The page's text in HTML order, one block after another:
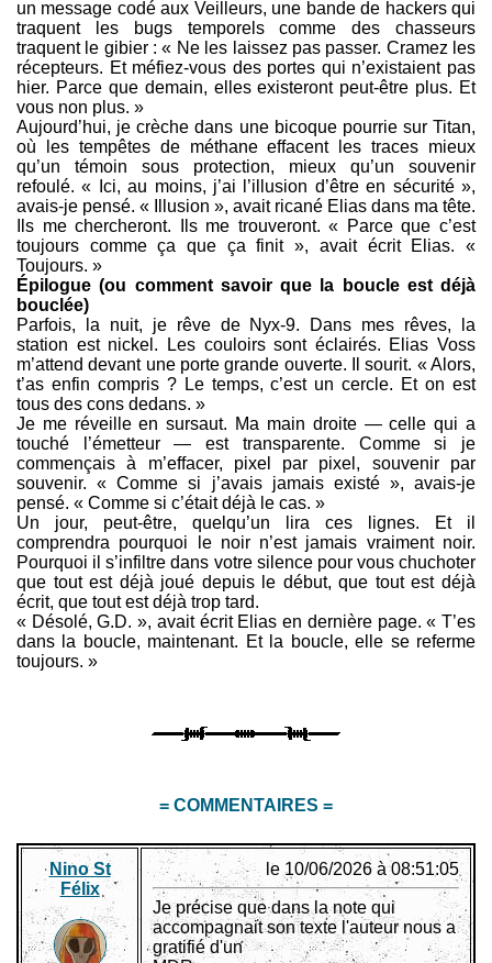
un message codé aux Veilleurs, une bande de hackers qui
traquent les bugs temporels comme des chasseurs
traquent le gibier : « Ne les laissez pas passer. Cramez les
récepteurs. Et méfiez-vous des portes qui n’existaient pas
hier. Parce que demain, elles existeront peut-être plus. Et
vous non plus. »
Aujourd’hui, je crèche dans une bicoque pourrie sur Titan,
où les tempêtes de méthane effacent les traces mieux
qu’un témoin sous protection, mieux qu’un souvenir
refoulé. « Ici, au moins, j’ai l’illusion d’être en sécurité »,
avais-je pensé. « Illusion », avait ricané Elias dans ma tête.
Ils me chercheront. Ils me trouveront. « Parce que c’est
toujours comme ça que ça finit », avait écrit Elias. «
Toujours. »
Épilogue (ou comment savoir que la boucle est déjà
bouclée)
Parfois, la nuit, je rêve de Nyx-9. Dans mes rêves, la
station est nickel. Les couloirs sont éclairés. Elias Voss
m’attend devant une porte grande ouverte. Il sourit. « Alors,
t’as enfin compris ? Le temps, c’est un cercle. Et on est
tous des cons dedans. »
Je me réveille en sursaut. Ma main droite — celle qui a
touché l’émetteur — est transparente. Comme si je
commençais à m’effacer, pixel par pixel, souvenir par
souvenir. « Comme si j’avais jamais existé », avais-je
pensé. « Comme si c’était déjà le cas. »
Un jour, peut-être, quelqu’un lira ces lignes. Et il
comprendra pourquoi le noir n’est jamais vraiment noir.
Pourquoi il s’infiltre dans votre silence pour vous chuchoter
que tout est déjà joué depuis le début, que tout est déjà
écrit, que tout est déjà trop tard.
« Désolé, G.D. », avait écrit Elias en dernière page. « T’es
dans la boucle, maintenant. Et la boucle, elle se referme
toujours. »
= COMMENTAIRES =
Nino St
Félix
le 10/06/2026 à 08:51:05
Je précise que dans la note qui
accompagnait son texte l'auteur nous a
gratifié d'un